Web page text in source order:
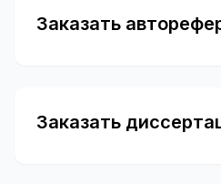
Заказать
Заказать